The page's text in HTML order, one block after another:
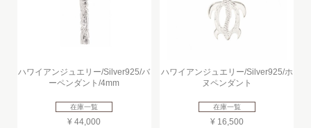
ハワイアンジュエリー/Silver925/バ
ーペンダント/4mm
在庫一覧
¥ 44,000
ハワイアンジュエリー/Silver925/ホ
ヌペンダント
在庫一覧
¥ 16,500